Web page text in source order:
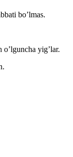
bo’lmas.
yig’lar.